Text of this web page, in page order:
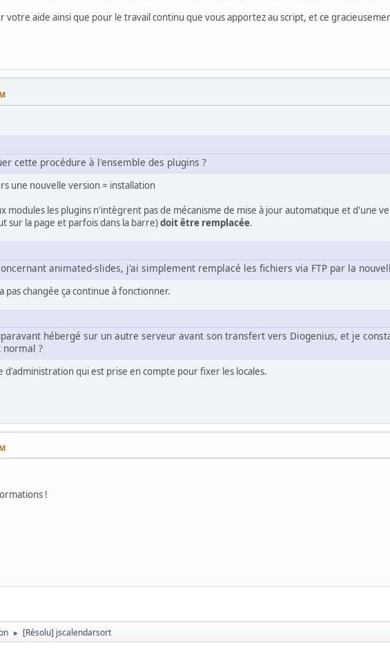
votre aide ainsi que pour le travail continu que vous apportez au script, et ce
cette procédure à l'ensemble des plugins ?
une nouvelle version = installation
modules les plugins n'intègrent pas de mécanisme de mise à jour automatique et d'une
sur la page et parfois dans la barre)doit être remplacée.
animated-slides, j'ai simplement remplacé les fichiers via FTP par la
pas changée ça continue à fonctionner.
hébergé sur un autre serveur avant son transfert vers Diogenius, et je
?
d'administration qui est prise en compte pour fixer les locales.
!
► [Résolu] jscalendarsort